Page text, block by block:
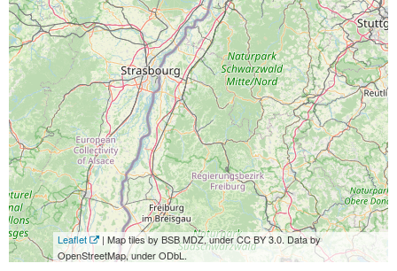
Leaflet
| Map tiles by BSB MDZ, under CC BY 3.0. Data by
OpenStreetMap, under ODbL.